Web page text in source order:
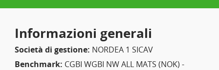
Informazioni generali
Società di gestione: NORDEA 1 SICAV
Benchmark: CGBI WGBI NW ALL MATS (NOK) -